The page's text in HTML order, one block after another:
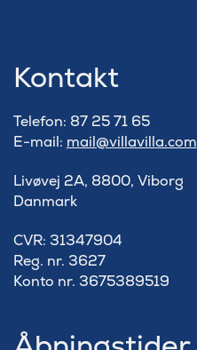
Kontakt
Telefon: 87 25 71 65
E-mail: mail@villavilla.com
Livøvej 2A, 8800, Viborg
Danmark
​CVR: 31347904
Reg. nr. 3627
Konto nr. 3675389519